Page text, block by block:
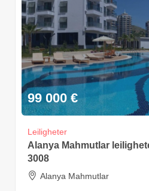
99 000 €
Leiligheter
Alanya Mahmutlar
3008
Alanya Mahmutlar